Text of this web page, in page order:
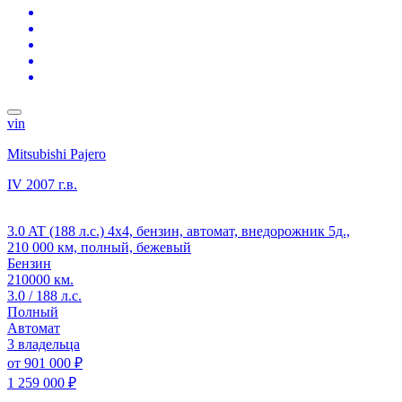
vin
Mitsubishi Pajero
IV 2007 г.в.
3.0 AT (188 л.с.) 4x4, бензин, автомат, внедорожник 5д.,
210 000 км, полный, бежевый
Бензин
210000 км.
3.0 / 188 л.с.
Полный
Автомат
3 владельца
от 901 000 ₽
1 259 000 ₽